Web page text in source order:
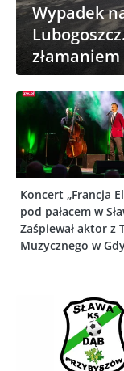
Wypadek
Koncert „Francja
pod pałacem w
Zaśpiewał aktor z
Muzycznego w